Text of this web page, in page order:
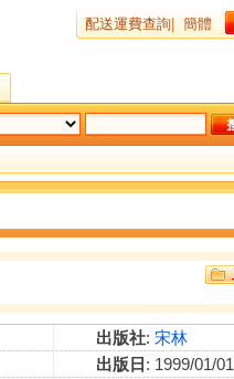
配送運費查詢 簡體
出版社: 宋林
出版日 : 1999/01/01